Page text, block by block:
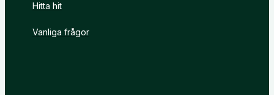
Hitta hit
Vanliga frågor